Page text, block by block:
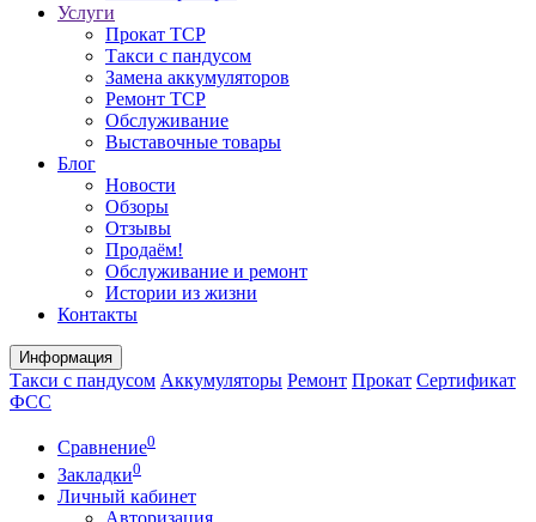
Услуги
Прокат ТСР
Такси с пандусом
Замена аккумуляторов
Ремонт ТСР
Обслуживание
Выставочные товары
Блог
Новости
Обзоры
Отзывы
Продаём!
Обслуживание и ремонт
Истории из жизни
Контакты
Информация
Такси с пандусом Аккумуляторы Ремонт Прокат Сертификат
ФСС
Сравнение0
Закладки0
Личный кабинет
Авторизация